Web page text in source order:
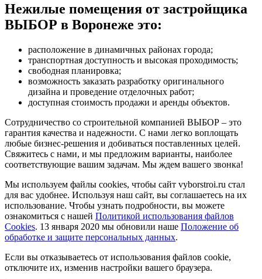
Нежилые помещения от застройщика
ВЫБОР в Воронеже это:
расположение в динамичных районах города;
транспортная доступность и высокая проходимость;
свободная планировка;
возможность заказать разработку оригинального
дизайна и проведение отделочных работ;
доступная стоимость продажи и аренды объектов.
Сотрудничество со строительной компанией ВЫБОР – это
гарантия качества и надежности. С нами легко воплощать
любые бизнес-решения и добиваться поставленных целей.
Свяжитесь с нами, и мы предложим варианты, наиболее
соответствующие вашим задачам. Мы ждем вашего звонка!
Мы используем файлы cookies, чтобы сайт vyborstroi.ru стал
для вас удобнее. Используя наш сайт, вы соглашаетесь на их
использование. Чтобы узнать подробности, вы можете
ознакомиться с нашей Политикой использования файлов
Cookies. 13 января 2020 мы обновили наше Положение об
обработке и защите персональных данных.
Если вы отказываетесь от использования файлов cookie,
отключите их, изменив настройки вашего браузера.